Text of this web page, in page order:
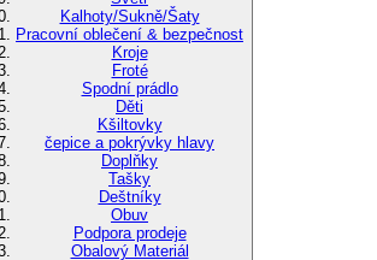
Kalhoty/Sukně/Šaty
Pracovní oblečení & bezpečnost
Kroje
Froté
Spodní prádlo
Děti
Kšiltovky
čepice a pokrývky hlavy
Doplňky
Tašky
Deštníky
Obuv
Podpora prodeje
Obalový Materiál